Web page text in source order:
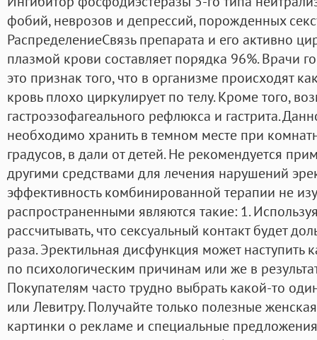
фобий, неврозов и депрессий, порожденных
РаспределениеСвязь препарата и его активно
плазмой крови составляет порядка 96%. Врачи
это признак того, что в организме происходят
кровь плохо циркулирует по телу. Кроме того,
гастроэзофагеального рефлюкса и гастрита.
необходимо хранить в темном месте при
градусов, в дали от детей. Не рекомендуется
другими средствами для лечения нарушений
эффективность комбинированной терапии не
распространенными являются такие: 1.
рассчитывать, что сексуальный контакт будет
раза. Эректильная дисфункция может наступить
по психологическим причинам или же в
Покупателям часто трудно выбрать какой-то
или Левитру. Получайте только полезные
картинки о рекламе и специальные